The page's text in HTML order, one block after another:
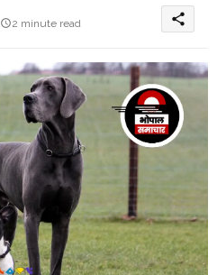
2 minute read share